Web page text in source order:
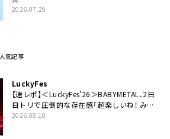
2026.07.29
人気記事
LuckyFes
【速レポ】＜LuckyFes’26＞BABYMETAL、2日
目トリで圧倒的な存在感「超楽しいね！ みん
なありがとう！」
2026.08.10